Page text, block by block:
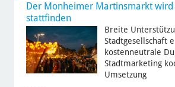
Der Monheimer Martinsmarkt wird
stattfinden
Breite
Stadtgesellschaft
kostenneutrale
Stadtmarketing
Umsetzung